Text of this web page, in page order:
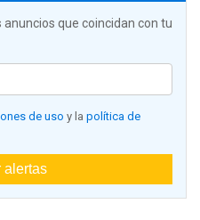
que coincidan con tu
de uso y la política de
alertas